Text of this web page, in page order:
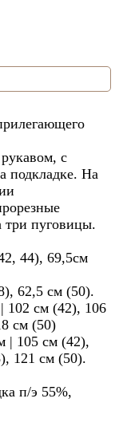
с
подкладке. На
три пуговицы.
44), 69,5см
62,5 см (50).
102 см (42), 106
см (50)
| 105 см (42),
121 см (50).
п/э 55%,